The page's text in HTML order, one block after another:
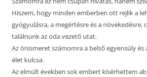
Hiszem, hogy minden emberben ott rejlik a
gyógyulásra, a megértésre és a növekedésre,
találnunk az oda vezető utat.
Az önismeret számomra a belső egyensúly
élet kulcsa.
Az elmúlt években sok embert kísérhettem